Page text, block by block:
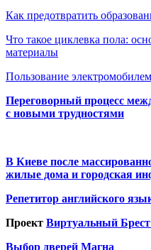
Как предотвратить
Что такое циклевка пола:
материалы
Пользование
Переговорный процесс
с новыми трудностями
В Киеве после
жилые дома и городская
Репетитор английского
Проект Виртуальный Брест
Выбор дверей Магна